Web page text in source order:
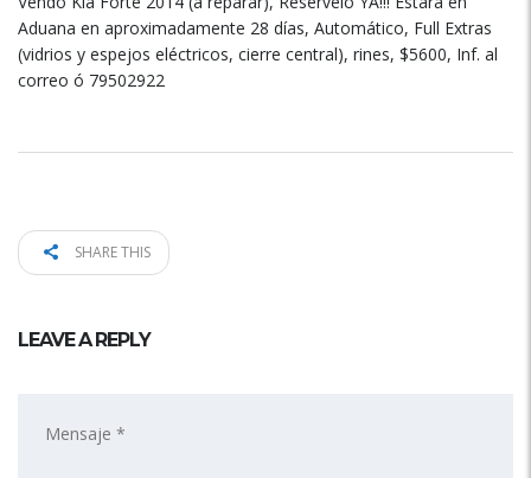
Aduana en aproximadamente 28 días, Automático, Full Extras
(vidrios y espejos eléctricos, cierre central), rines, $5600, Inf. al
correo ó 79502922
SHARE THIS
LEAVE A REPLY